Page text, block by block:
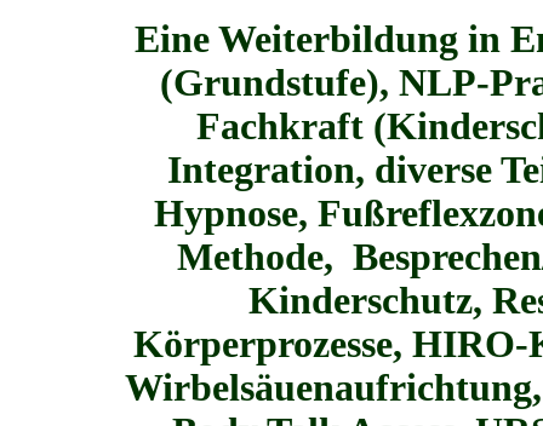
Eine Weiterbildung in
(Grundstufe), NLP-
Fachkraft
Integration, diverse
Hypnose,
Methode,
Kinderschutz,
Körperprozesse, HIRO-
Wirbelsäuenaufrichtung